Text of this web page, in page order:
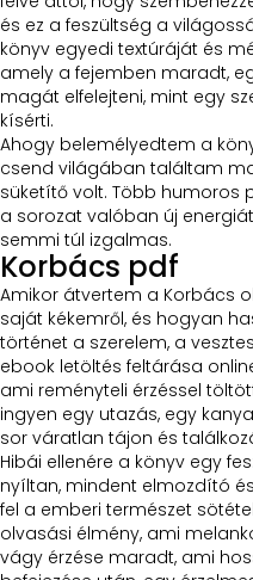
és ez a feszültség a
könyv egyedi textúráját és
amely a fejemben maradt,
magát elfelejteni, mint egy
kísérti.
Ahogy belemélyedtem a
csend világában találtam
süketítő volt. Több humoros
a sorozat valóban új
semmi túl izgalmas.
Korbács pdf
Amikor átvertem a Korbács
saját kékemről, és hogyan
történet a szerelem, a
ebook letöltés feltárása
ami reményteli érzéssel
ingyen egy utazás, egy
sor váratlan tájon és
Hibái ellenére a könyv egy
nyíltan, mindent elmozdító
fel a emberi természet
olvasási élmény, ami
vágy érzése maradt, ami